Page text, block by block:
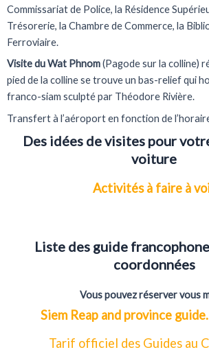
Commissariat de Police, la Résidence
Trésorerie, la Chambre de Commerce, la
Ferroviaire.
Visite du Wat Phnom(Pagode sur la colline)
pied de la colline se trouve un bas-relief qui
franco-siam sculpté par Théodore Rivière.
Transfert à l’aéroport en fonction de
Des idées de visites pour
voiture
Activités à faire à
Liste des guide
coordonnées
Vous pouvez réserver vous
Siem Reap and province
Tarif officiel des Guides au